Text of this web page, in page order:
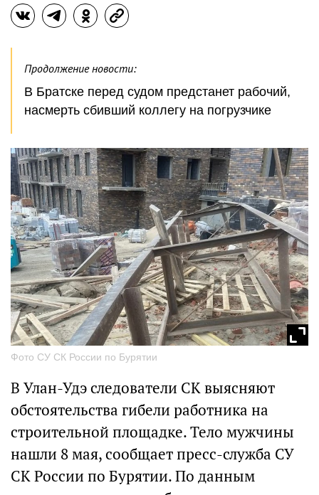
Продолжение новости:
В Братске перед судом предстанет рабочий,
насмерть сбивший коллегу на погрузчике
Фото СУ СК России по Бурятии
В Улан-Удэ следователи СК выясняют
обстоятельства гибели работника на
строительной площадке. Тело мужчины
нашли 8 мая, сообщает пресс-служба СУ
СК России по Бурятии. По данным